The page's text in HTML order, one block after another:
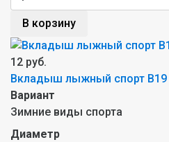
В корзину
12 руб.
Вкладыш лыжный спорт B19
Вариант
Зимние виды спорта
Диаметр